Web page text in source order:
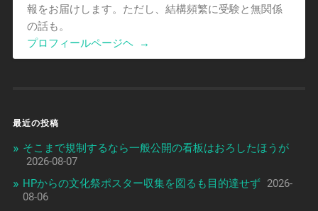
報をお届けします。ただし、結構頻繁に受験と無関係
の話も。
プロフィールページヘ
→
最近の投稿
そこまで規制するなら一般公開の看板はおろしたほうが
2026-08-07
HPからの文化祭ポスター収集を図るも目的達せず 2026-
08-06